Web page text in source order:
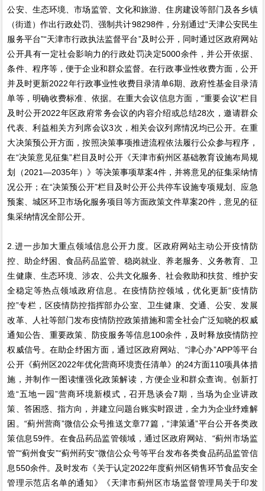
公安、生态环境、市场监管、文化和旅游、住房建设等部门及各乡镇
（街道）作出行政处罚、强制共计98298件，分别通过“天津公安民生
服务平台”“天津市行政执法监督平台”及时公开，同时通过区政府网站
公开具有一定社会影响力的行政处罚决定5000余件，并公开依据、
条件、程序等，便于企业和群众监督。在行政事业性收费方面，公开
并及时更新2022年行政事业性收费目录清单6期、政府性基金目录清
单等，明确收费标准、依据。在重大会议信息方面，“重要会议”栏目
及时公开2022年区政府常务会议的内容介绍或总结28次，邀请群众
代表、利益相关方列席会议3次，相关会议列席情况均已公开。在重
大决策预公开方面，按照决策事项推进流程依法履行公众参与程序，
在“决策意见征集”栏目及时公开《天津市蓟州区基础教育设施布局规
划（2021—2035年）》等决策事项草案4件，并将意见的征集采纳情
况公开；在“决策预公开”栏目及时公开公共停车设施专项规划、应急
预案、城区环卫市场化服务项目等方面政策文件草案20件，意见的征
集采纳情况全部公开。
2.进一步加大重点领域信息公开力度。区政府网站主动公开疫情防
控、助企纾困、食品药品监管、稳岗就业、养老服务、义务教育、卫
生健康、生态环境、涉农、公共文化服务、社会救助和扶贫、维护安
全稳定等热点领域政府信息。在疫情防控领域，优化更新“疫情防
控”专栏，区疫情防控指挥部办公室、卫生健康、交通、公安、发展
改革、人社等部门发布疫情防控政策措施和需全社会广泛知晓的权威
通知公告、重要政策、防疫服务等信息100余件，及时释放疫情防控
权威信号。在助企纾困方面，通过区政府网站、“津心办”APP等平台
公开《蓟州区2022年优化营商环境责任清单》的24方面110项具体措
施，并制作一图读懂强化政策解读，方便企业和群众查询。创新打
造“五地一园”营商环境新模式，召开恳谈会7期，当场为企业讲政
策、答困惑、指方向，并建立问题台账实时跟进，全力为企业纾难解
困。“蓟州营商”微信公众号推送文章77篇，“津策通”平台公开各类政
策信息59件。在食品药品监管领域，通过区政府网站、“蓟州市场监
管”“蓟州食安”“蓟州药安”微信公众号等平台发布各类食品药品监管信
息550余件。及时发布《关于认定2022年度蓟州区销售环节食品安全
管理示范店名单的通知》《天津市蓟州区市场监督管理局关于印发